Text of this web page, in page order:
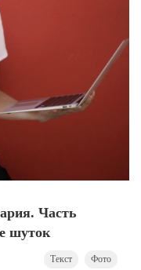
Часть
шуток
Текст Фото